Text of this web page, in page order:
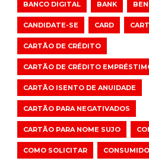
BANCO DIGITAL BANK
CANDIDATE-SE CARD
CARTÃO DE CRÉDITO
CARTÃO DE CRÉDITO
CARTÃO ISENTO DE ANUIDADE
CARTÃO PARA NEGATIVADOS
CARTÃO PARA NOME SUJO
COMO SOLICITAR